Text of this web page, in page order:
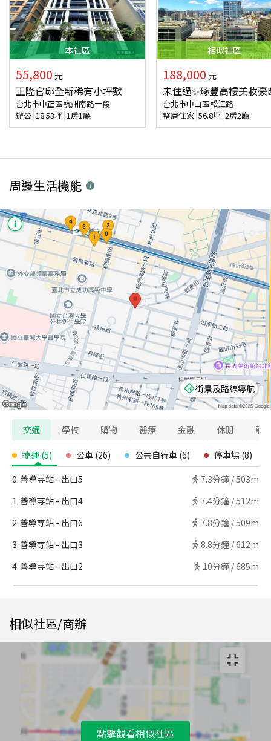
本社區
55,800 元
正隆官邸全新稀有小坪數
台北市中正區杭州南路一段
辦公 18.53坪 1房1廳
相似社區
188,000 元
未住過✨琢豐高樓美妝豪
台北市中山區松江路
整層住家 56.8坪 2房2廳
周邊生活機能
街景及路線導航
交通 學校 購物 醫療 金融 休閒 寵
捷運 (5) 公車 (26) 公共自行車 (6) 停車場 (8)
0 善導寺站 - 出口5 7.3分鐘 /503m
1 善導寺站 - 出口4 7.4分鐘 /512m
2 善導寺站 - 出口6 7.8分鐘 /509m
3 善導寺站 - 出口3 8.8分鐘 /612m
4 善導寺站 - 出口2 10分鐘 /685m
相似社區/商辦
點擊觀看相似社區